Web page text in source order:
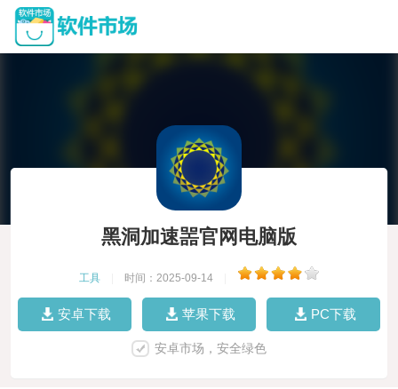
黑洞加速噐官网电脑版
工具 时间：2025-09-14
安卓下载 苹果下载 PC下载
安卓市场，安全绿色